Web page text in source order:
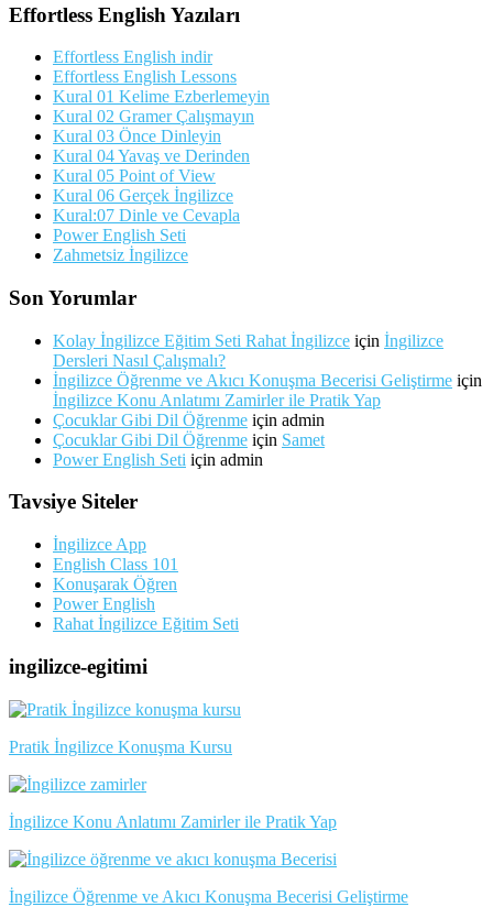
Effortless English Yazıları
Effortless English indir
Effortless English Lessons
Kural 01 Kelime Ezberlemeyin
Kural 02 Gramer Çalışmayın
Kural 03 Önce Dinleyin
Kural 04 Yavaş ve Derinden
Kural 05 Point of View
Kural 06 Gerçek İngilizce
Kural:07 Dinle ve Cevapla
Power English Seti
Zahmetsiz İngilizce
Son Yorumlar
Kolay İngilizce Eğitim Seti Rahat İngilizce için İngilizce
Dersleri Nasıl Çalışmalı?
İngilizce Öğrenme ve Akıcı Konuşma Becerisi Geliştirme için
İngilizce Konu Anlatımı Zamirler ile Pratik Yap
Çocuklar Gibi Dil Öğrenme için admin
Çocuklar Gibi Dil Öğrenme için Samet
Power English Seti için admin
Tavsiye Siteler
İngilizce App
English Class 101
Konuşarak Öğren
Power English
Rahat İngilizce Eğitim Seti
ingilizce-egitimi
Pratik İngilizce Konuşma Kursu
İngilizce Konu Anlatımı Zamirler ile Pratik Yap
İngilizce Öğrenme ve Akıcı Konuşma Becerisi Geliştirme